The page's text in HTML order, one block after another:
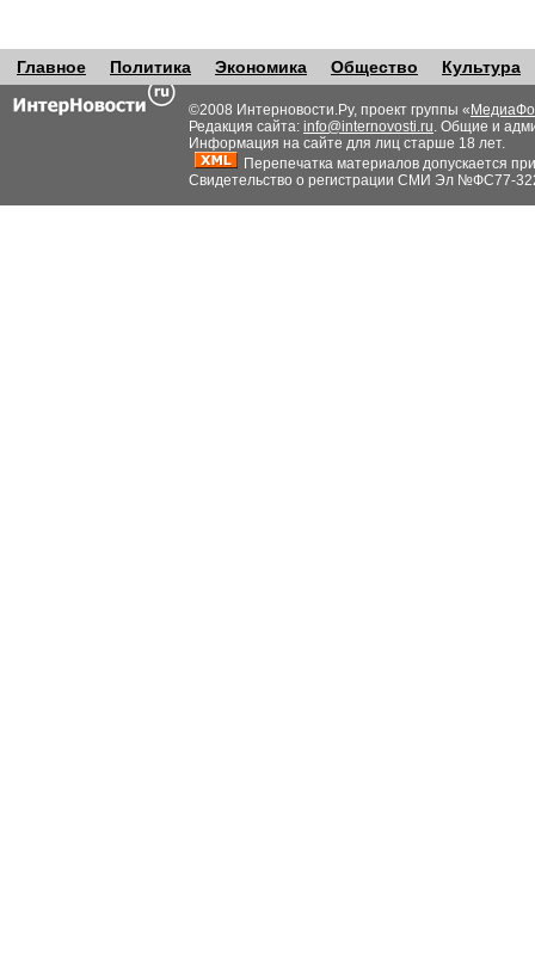
Главное Политика Экономика Общество Культура
©2008 Интерновости.Ру, проект группы «
Редакция сайта: info@internovosti.ru. Общие и
Информация на сайте для лиц старше 18 лет.
Перепечатка материалов допускается
Свидетельство о регистрации СМИ Эл №ФС77-